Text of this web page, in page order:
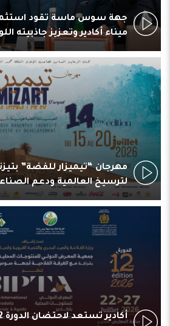
جهة سوس ماسة تقود
ميناء أكادير وتعزيز جاذبيته
مهرجان “تيميزار للفضة”
لترسيخ العالمية ودعم